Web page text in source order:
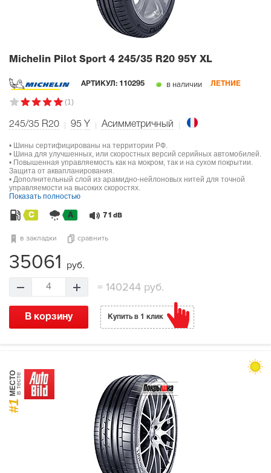
Michelin Pilot Sport 4 245/35 R20 95Y XL
АРТИКУЛ: 110295 в наличии ЛЕТНИЕ
(1)
245/35 R20 95 Y Асимметричный
• Шины сертифицированы на территории РФ.
• Шина для улучшенных, или скоростных версий серийных автомобилей.
• Повышенная управляемость как на мокром, так и на сухом покрытии.
Защита от аквапланирования.
• Дополнительный слой из арамидно-нейлоновых нитей для точной
управляемости на высоких скоростях.
Показать полностью
C A 71 dB
в закладки сравнить
35061 руб.
4 =140244 руб.
В корзину Купить в 1 клик
#1
МЕСТОв тесте